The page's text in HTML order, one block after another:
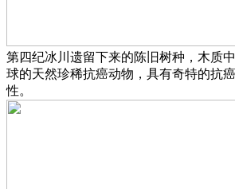
第四纪冰川遗留下来的陈旧树种，木质
球的天然珍稀抗癌动物，具有奇特的抗
性。